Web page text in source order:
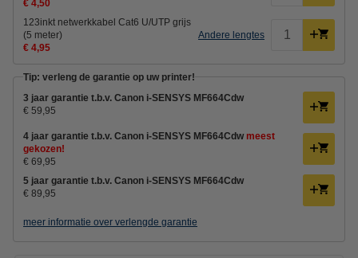
€ 4,50
123inkt netwerkkabel Cat6 U/UTP grijs
(5 meter)
€ 4,95
Andere lengtes
Tip: verleng de garantie op uw printer!
3 jaar garantie t.b.v. Canon i-SENSYS MF664Cdw
€ 59,95
4 jaar garantie t.b.v. Canon i-SENSYS MF664Cdw meest
gekozen!
€ 69,95
5 jaar garantie t.b.v. Canon i-SENSYS MF664Cdw
€ 89,95
meer informatie over verlengde garantie